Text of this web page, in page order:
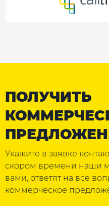
ПОЛУЧИТЬ
Укажите в заявке
скором времени наши
вами, ответят на все
коммерческое